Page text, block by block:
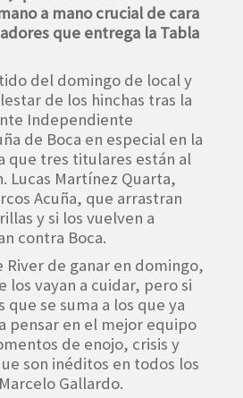
a mano crucial de cara
que entrega la Tabla
del domingo de local y
de los hinchas tras la
Independiente
de Boca en especial en la
que tres titulares están al
Lucas Martínez Quarta,
Acuña, que arrastran
y si los vuelven a
contra Boca.
River de ganar en domingo,
los vayan a cuidar, pero si
se suma a los que ya
pensar en el mejor equipo
de enojo, crisis y
son inéditos en todos los
Gallardo.